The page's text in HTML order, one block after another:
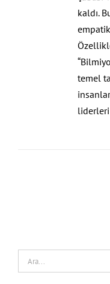
kaldı.
temel
Search
for: